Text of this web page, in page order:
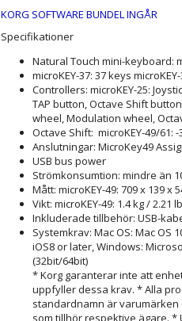
KORG SOFTWARE BUNDEL INGÅR
Specifikationer
Natural Touch mini-keyboard:
microKEY-37: 37 keys
Controllers: microKEY-25:
TAP button, Octave Shift
wheel, Modulation wheel,
Octave Shift: microKEY-49/61: -
Anslutningar: MicroKey49
USB bus power
Strömkonsumtion: mindre än
Mått: microKEY-49: 709 x 139 x
Vikt: microKEY-49: 1.4 kg / 2.21
Inkluderade tillbehör: USB-
Systemkrav: Mac OS: Mac OS
iOS8 or later, Windows:
(32bit/64bit)
* Korg garanterar inte att
uppfyller dessa krav. * Alla
standardnamn är
som tillhör respektive ägare.